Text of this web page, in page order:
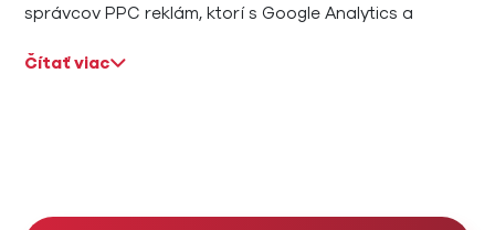
správcov PPC reklám, ktorí s Google Analytics a
základné skúsenosti a chcú sa naučiť, ako ich využívať
Čítať viac